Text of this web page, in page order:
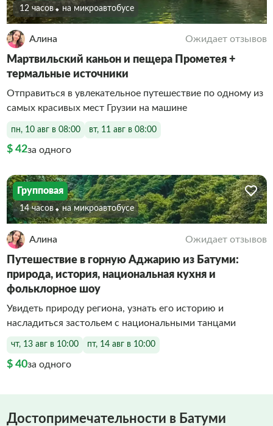
12 часов На микроавтобусе
Алина Ожидает отзывов
Мартвильский каньон и пещера Прометея +
термальные источники
Отправиться в увлекательное путешествие по одному из
самых красивых мест Грузии на машине
пн, 10 авг в 08:00 вт, 11 авг в 08:00
$ 42за одного
Групповая
14 часов На микроавтобусе
Алина Ожидает отзывов
Путешествие в горную Аджарию из Батуми:
природа, история, национальная кухня и
фольклорное шоу
Увидеть природу региона, узнать его историю и
насладиться застольем с национальными танцами
чт, 13 авг в 10:00 пт, 14 авг в 10:00
$ 40за одного
Достопримечательности в Батуми